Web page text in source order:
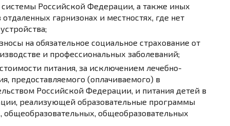
Российской Федерации, а также иных
гарнизонах и местностях, где нет
на обязательное социальное страхование от
и профессиональных заболеваний;
питания, за исключением лечебно-
предоставляемого (оплачиваемого) в
Российской Федерации, и питания детей в
реализующей образовательные программы
общеобразовательных, общеобразовательных